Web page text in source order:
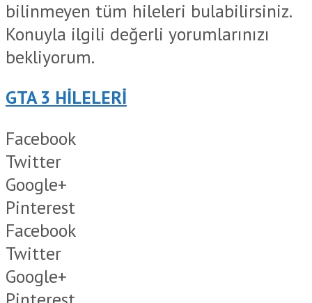
bilinmeyen tüm hileleri bulabilirsiniz.
Konuyla ilgili değerli yorumlarınızı
bekliyorum.
GTA 3 HİLELERİ
Facebook
Twitter
Google+
Pinterest
Facebook
Twitter
Google+